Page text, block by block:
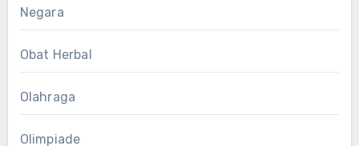
Negara
Obat Herbal
Olahraga
Olimpiade